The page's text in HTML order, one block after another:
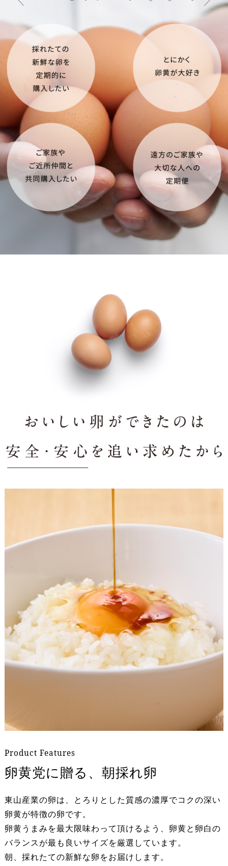
Product Features
卵黄党に贈る、朝採れ卵
東山産業の卵は、とろりとした質感の濃厚でコクの深い
卵黄が特徴の卵です。
卵黄うまみを最大限味わって頂けるよう、卵黄と卵白の
バランスが最も良いサイズを厳選しています。
朝、採れたての新鮮な卵をお届けします。